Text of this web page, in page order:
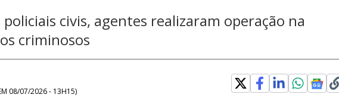
civis, agentes realizaram operação na
criminosos
08/07/2026 - 13H15)